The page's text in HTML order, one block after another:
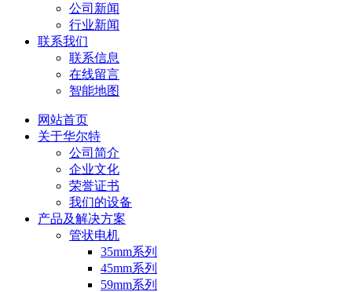
公司新闻
行业新闻
联系我们
联系信息
在线留言
智能地图
网站首页
关于华尔特
公司简介
企业文化
荣誉证书
我们的设备
产品及解决方案
管状电机
35mm系列
45mm系列
59mm系列